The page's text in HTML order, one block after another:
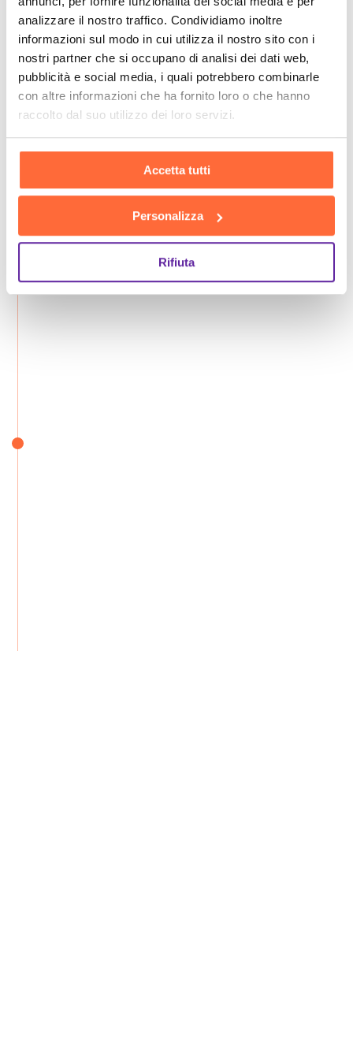
analizzare il nostro traffico. Condividiamo inoltre
informazioni sul modo in cui utilizza il nostro sito con i
nostri partner che si occupano di analisi dei dati web,
pubblicità e social media, i quali potrebbero combinarle
con altre informazioni che ha fornito loro o che hanno
raccolto dal suo utilizzo dei loro servizi.
Accetta tutti
Personalizza
Rifiuta